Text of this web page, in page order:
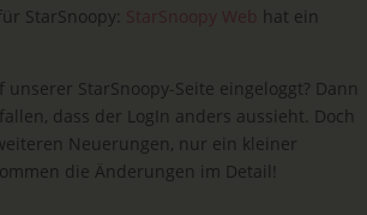
StarSnoopy: StarSnoopy Web hat ein
StarSnoopy-Seite eingeloggt? Dann
dass der LogIn anders aussieht. Doch
Neuerungen, nur ein kleiner
die Änderungen im Detail!